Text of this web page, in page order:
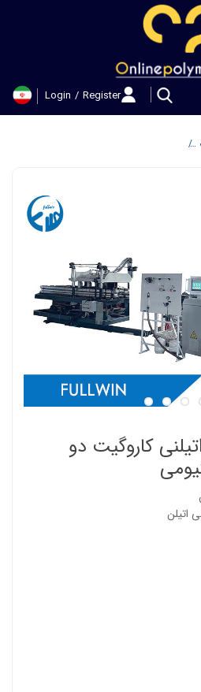
Login / Register
کاروگیت دو
اتیلن